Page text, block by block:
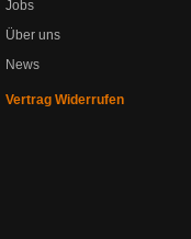
Jobs
Über uns
News
Vertrag Widerrufen